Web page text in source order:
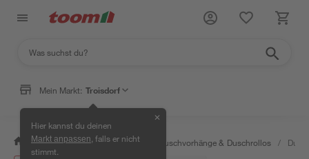
Mein Markt: Troisdorf
Hier kannst du deinen
Markt anpassen , falls er nicht
stimmt.
✕
/ Bad & Sanitär / Duschen Duschvorhänge & Duschrollos /